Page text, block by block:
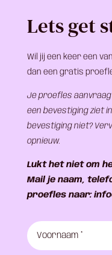
Lets get
Wil jij een keer een
dan een gratis
Je proefles
een bevestiging ziet
bevestiging niet?
opnieuw.
Lukt het niet om
Mail je naam,
proefles naar: